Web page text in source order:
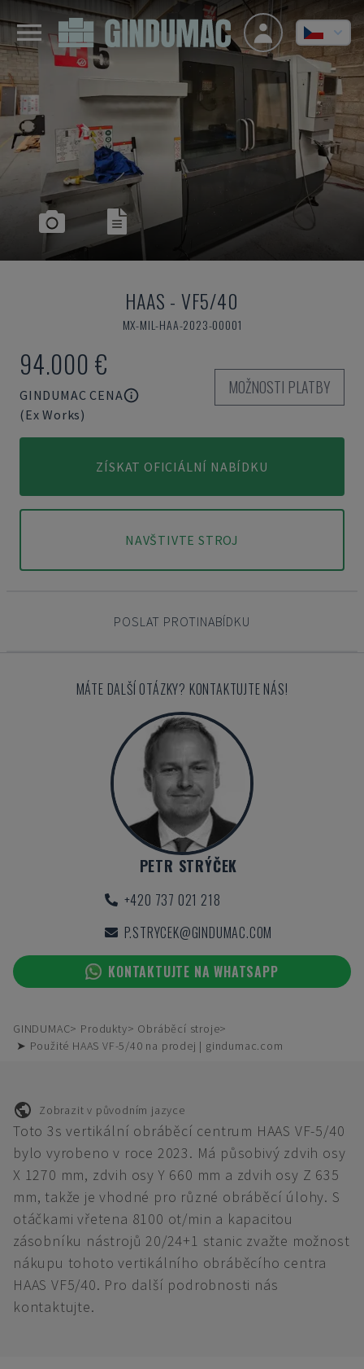
HAAS - VF5/40
MX-MIL-HAA-2023-00001
94.000 €
GINDUMAC CENA
(Ex Works)
MOŽNOSTI PLATBY
ZÍSKAT OFICIÁLNÍ NABÍDKU
NAVŠTIVTE STROJ
POSLAT PROTINABÍDKU
MÁTE DALŠÍ OTÁZKY? KONTAKTUJTE NÁS!
PETR STRÝČEK
+420 737 021 218
P.STRYCEK@GINDUMAC.COM
KONTAKTUJTE NA WHATSAPP
GINDUMAC Produkty
Obráběcí stroje
➤ Použité HAAS VF-5/40 na prodej | gindumac.com
Zobrazit v původním jazyce
Toto 3s vertikální obráběcí centrum HAAS VF-5/40
bylo vyrobeno v roce 2023. Má působivý zdvih osy
X 1270 mm, zdvih osy Y 660 mm a zdvih osy Z 635
mm, takže je vhodné pro různé obráběcí úlohy. S
otáčkami vřetena 8100 ot/min a kapacitou
zásobníku nástrojů 20/24+1 stanic zvažte možnost
nákupu tohoto vertikálního obráběcího centra
HAAS VF5/40. Pro další podrobnosti nás
kontaktujte.